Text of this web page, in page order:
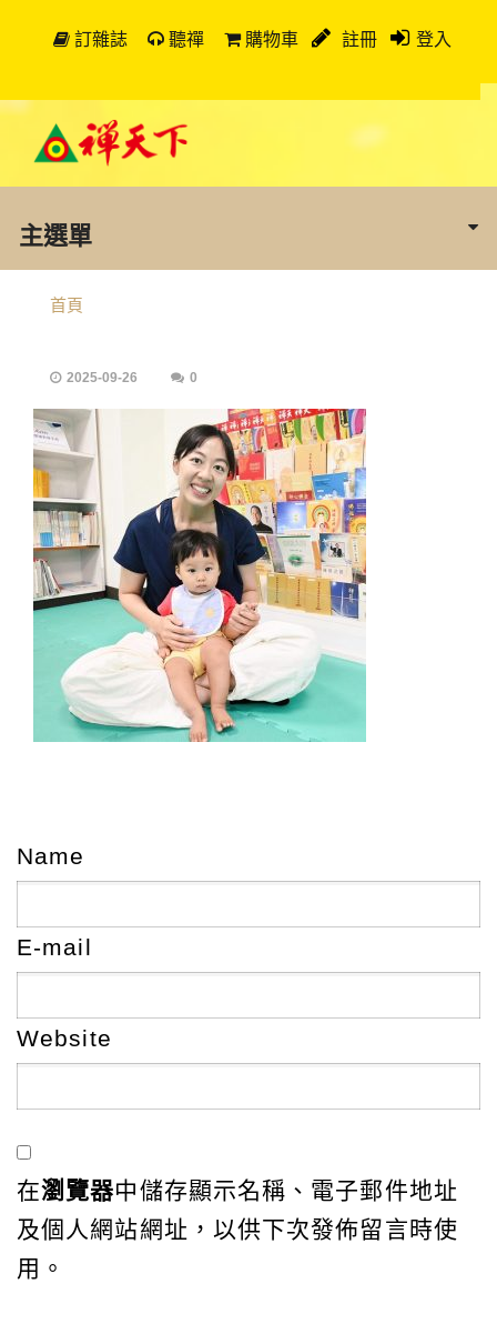
訂雜誌 聽禪 購物車 註冊 登入
主選單
首頁
2025-09-26 0
Name
E-mail
Website
在瀏覽器中儲存顯示名稱、電子郵件地址
及個人網站網址，以供下次發佈留言時使
用。